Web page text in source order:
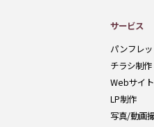
サービス
パンフレ
チラシ制作
Webサイ
LP制作
写真/動画